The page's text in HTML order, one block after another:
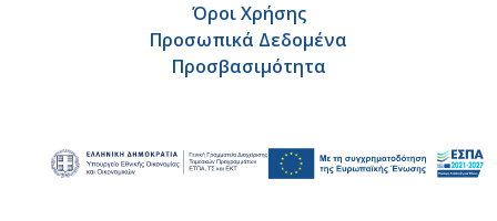
Όροι Χρήσης
Προσωπικά Δεδομένα
Προσβασιμότητα